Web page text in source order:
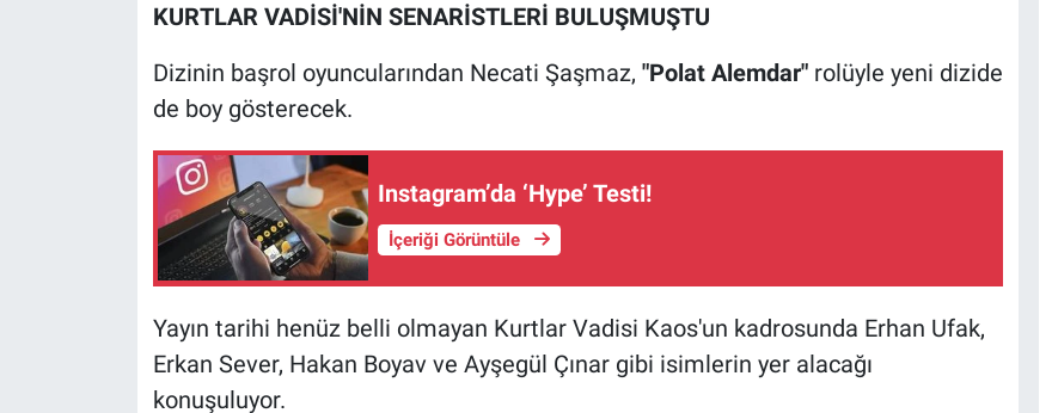
KURTLAR VADİSİ'NİN SENARİSTLERİ BULUŞMUŞTU
Dizinin başrol oyuncularından Necati Şaşmaz, "Polat Alemdar" rolüyle yeni dizide
de boy gösterecek.
Instagram’da ‘Hype’ Testi!
İçeriği Görüntüle
Yayın tarihi henüz belli olmayan Kurtlar Vadisi Kaos'un kadrosunda Erhan Ufak,
Erkan Sever, Hakan Boyav ve Ayşegül Çınar gibi isimlerin yer alacağı
konuşuluyor.